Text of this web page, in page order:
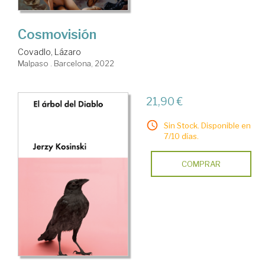
Cosmovisión
Covadlo, Lázaro
Malpaso . Barcelona, 2022
21,90 €
Sin Stock. Disponible en
7/10 días.
COMPRAR